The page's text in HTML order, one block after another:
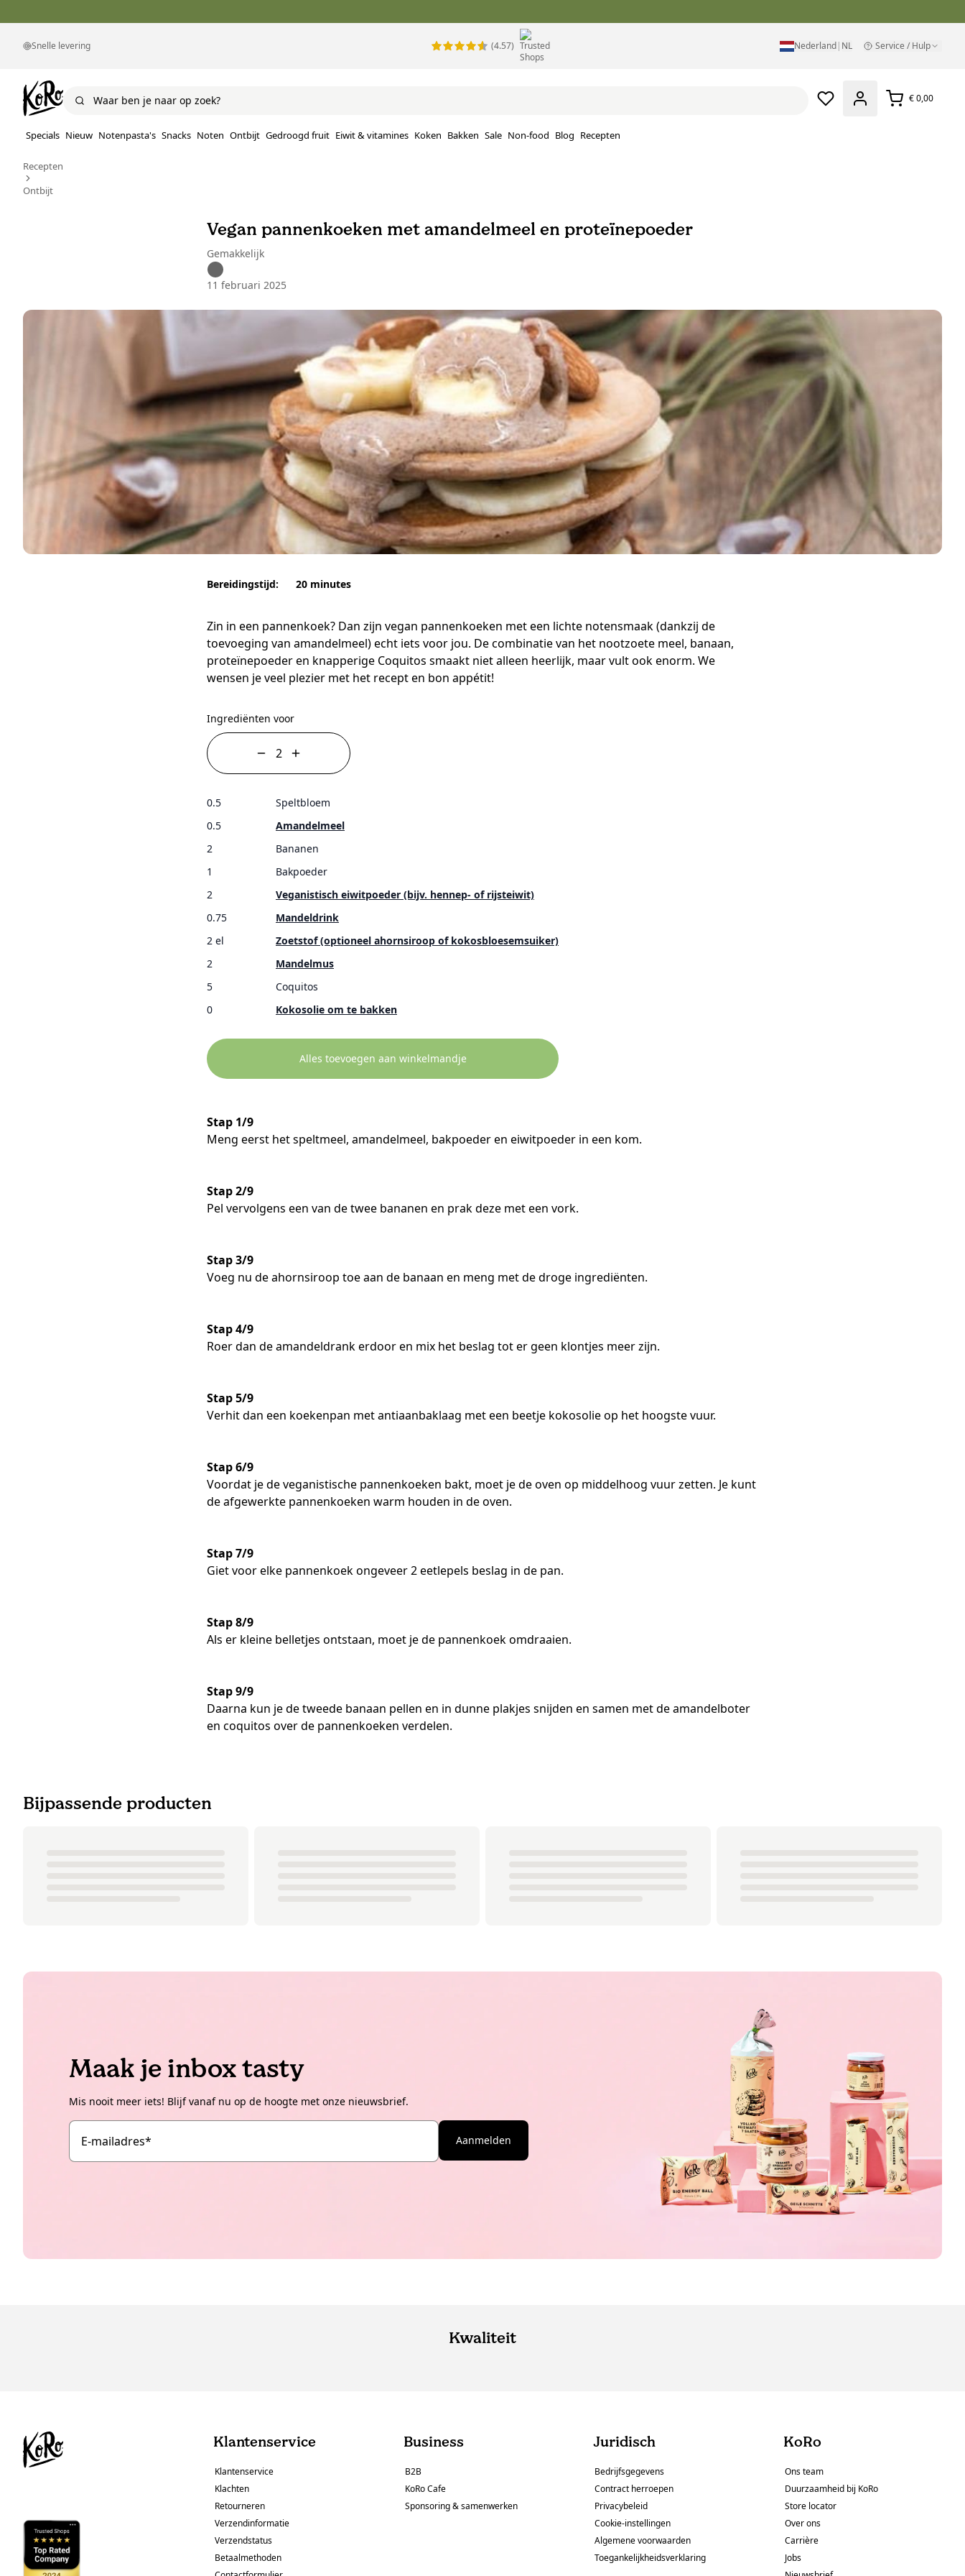
Snelle levering (4.57) Nederland| NL Service / Hulp
€ 0,00
Specials Nieuw Notenpasta's Snacks Noten Ontbijt Gedroogd fruit Eiwit & vitamines Koken Bakken Sale Non-food Blog Recepten
Recepten
Ontbijt
Vegan pannenkoeken met amandelmeel en proteïnepoeder
Gemakkelijk
11 februari 2025
Bereidingstijd: 20 minutes
Zin in een pannenkoek? Dan zijn vegan pannenkoeken met een lichte notensmaak (dankzij de
toevoeging van amandelmeel) echt iets voor jou. De combinatie van het nootzoete meel, banaan,
proteïnepoeder en knapperige Coquitos smaakt niet alleen heerlijk, maar vult ook enorm. We
wensen je veel plezier met het recept en bon appétit!
Ingrediënten voor
0.5
Speltbloem
0.5
Amandelmeel
2
Bananen
1
Bakpoeder
2
Veganistisch eiwitpoeder (bijv. hennep- of rijsteiwit)
0.75
Mandeldrink
2 el
Zoetstof (optioneel ahornsiroop of kokosbloesemsuiker)
2
Mandelmus
5
Coquitos
0
Kokosolie om te bakken
Alles toevoegen aan winkelmandje
Stap 1/9
Meng eerst het speltmeel, amandelmeel, bakpoeder en eiwitpoeder in een kom.
Stap 2/9
Pel vervolgens een van de twee bananen en prak deze met een vork.
Stap 3/9
Voeg nu de ahornsiroop toe aan de banaan en meng met de droge ingrediënten.
Stap 4/9
Roer dan de amandeldrank erdoor en mix het beslag tot er geen klontjes meer zijn.
Stap 5/9
Verhit dan een koekenpan met antiaanbaklaag met een beetje kokosolie op het hoogste vuur.
Stap 6/9
Voordat je de veganistische pannenkoeken bakt, moet je de oven op middelhoog vuur zetten. Je kunt
de afgewerkte pannenkoeken warm houden in de oven.
Stap 7/9
Giet voor elke pannenkoek ongeveer 2 eetlepels beslag in de pan.
Stap 8/9
Als er kleine belletjes ontstaan, moet je de pannenkoek omdraaien.
Stap 9/9
Daarna kun je de tweede banaan pellen en in dunne plakjes snijden en samen met de amandelboter
en coquitos over de pannenkoeken verdelen.
Bijpassende producten
Maak je inbox tasty
Mis nooit meer iets! Blijf vanaf nu op de hoogte met onze nieuwsbrief.
E-mailadres* Aanmelden
Kwaliteit
Klantenservice
Klantenservice
Klachten
Retourneren
Verzendinformatie
Verzendstatus
Betaalmethoden
Business
B2B
KoRo Cafe
Sponsoring & samenwerken
Juridisch
Bedrijfsgegevens
Contract herroepen
Privacybeleid
Cookie-instellingen
Algemene voorwaarden
Toegankelijkheidsverklaring
KoRo
Ons team
Duurzaamheid bij KoRo
Store locator
Over ons
Carrière
Jobs